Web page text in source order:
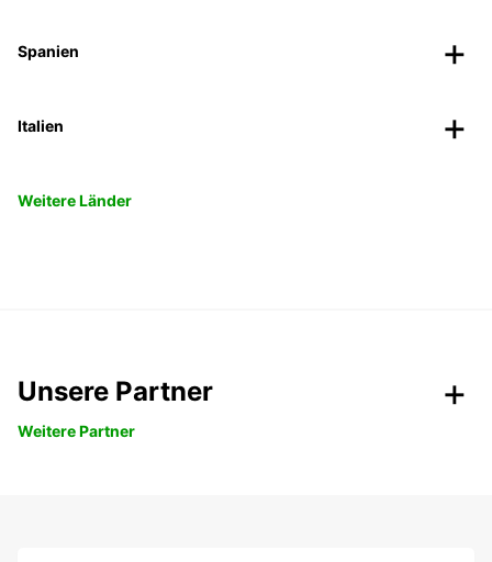
Spanien
Italien
Weitere Länder
Unsere Partner
Weitere Partner